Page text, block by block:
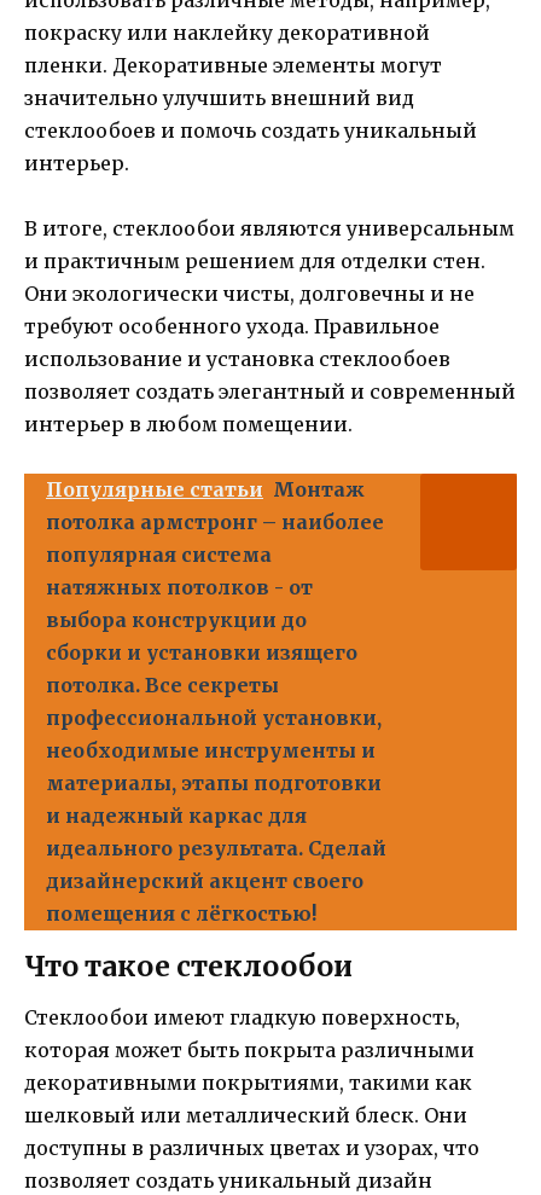
покраску или наклейку декоративной
пленки. Декоративные элементы могут
значительно улучшить внешний вид
стеклообоев и помочь создать уникальный
интерьер.
В итоге, стеклообои являются универсальным
и практичным решением для отделки стен.
Они экологически чисты, долговечны и не
требуют особенного ухода. Правильное
использование и установка стеклообоев
позволяет создать элегантный и современный
интерьер в любом помещении.
Популярные статьи Монтаж
потолка армстронг – наиболее
популярная система
натяжных потолков - от
выбора конструкции до
сборки и установки изящего
потолка. Все секреты
профессиональной установки,
необходимые инструменты и
материалы, этапы подготовки
и надежный каркас для
идеального результата. Сделай
дизайнерский акцент своего
помещения с лёгкостью!
Что такое стеклообои
Стеклообои имеют гладкую поверхность,
которая может быть покрыта различными
декоративными покрытиями, такими как
шелковый или металлический блеск. Они
доступны в различных цветах и узорах, что
позволяет создать уникальный дизайн